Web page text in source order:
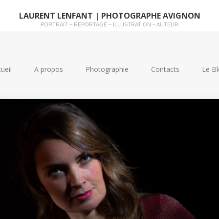
LAURENT LENFANT | PHOTOGRAPHE AVIGNON
PORTRAIT – REPORTAGE – ILLUSTRATION – AUTEUR
A propos Photographie Contacts Le